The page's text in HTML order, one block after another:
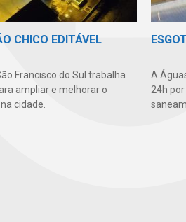
CHICO EDITÁVEL
Francisco do Sul trabalha
ampliar e melhorar o
cidade.
A
24h